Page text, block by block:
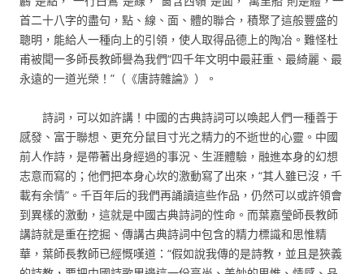
首二十八字的盡句，點、線、面、體的聯合，積聚了這般豐盛的
聰明，能給人一種向上的引領，使人取得品德上的陶冶。難怪杜
甫被聞一多師長教師譽為我們“四千年文明中最莊重、最綺麗、最
永遠的一道光榮！”（《唐詩雜論》）。
詩詞，可以如許講！中國的古典詩詞可以喚起人們一種善于
感發、富于聯想、更充分鼠目寸光之精力的不逝世的心靈。中國
前人作詩，是帶著出身經過的事況、生涯體驗，融進本身的幻想
志意而寫的；他們把本身心坎的激動寫了出來，“其人雖已沒，千
載有余情”。千百年后的我們再誦讀這些作品，仍然可以或許領會
到異樣的激動，這就是中國古典詩詞的性命。而葉嘉瑩師長教師
講詩就是重在挖掘、傳講古典詩詞中包含的精力標識和思惟精
華，葉師長教師已經慨嘆道：“假如說我傳的是詩教，並且是狹義